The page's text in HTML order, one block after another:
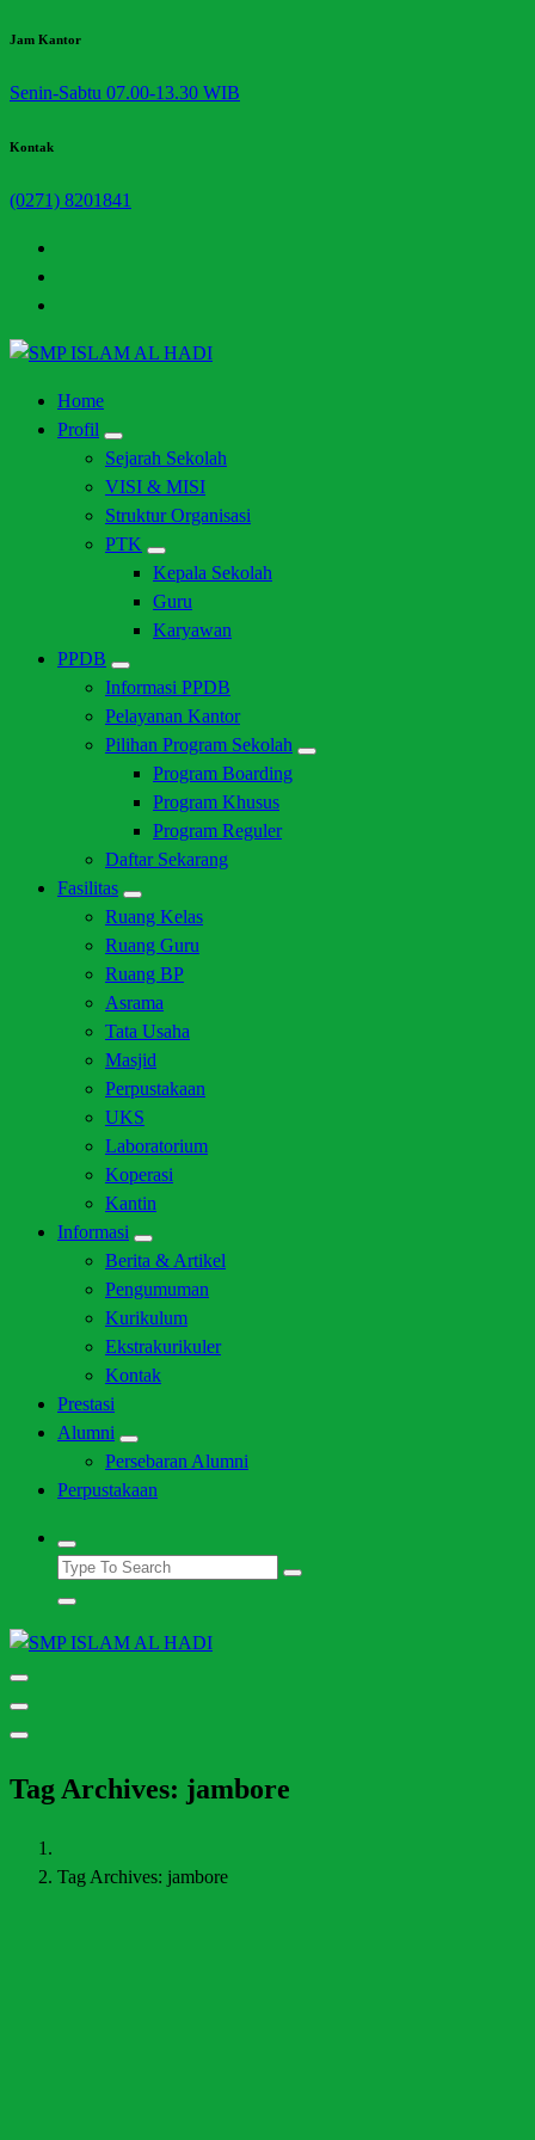
Skip
content
Jam Kantor
Senin-Sabtu 07.00-13.30 WIB
Kontak
(0271) 8201841
Halaman Resmi SMP Islam Al Hadi Mojolaban
Home
Profil
Sejarah Sekolah
VISI & MISI
Struktur Organisasi
PTK
Kepala Sekolah
Guru
Karyawan
PPDB
Informasi PPDB
Pelayanan Kantor
Pilihan Program Sekolah
Program Boarding
Program Khusus
Program Reguler
Daftar Sekarang
Fasilitas
Ruang Kelas
Ruang Guru
Ruang BP
Asrama
Tata Usaha
Masjid
Perpustakaan
UKS
Laboratorium
Koperasi
Kantin
Informasi
Berita & Artikel
Pengumuman
Kurikulum
Ekstrakurikuler
Kontak
Prestasi
Alumni
Persebaran Alumni
Perpustakaan
Tag Archives: jambore
Tag Archives: jambore